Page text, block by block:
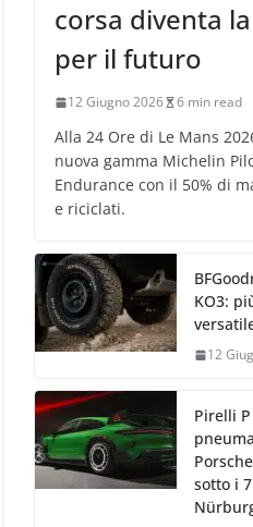
corsa diventa
per il futuro
12 Giugno 2026 6 min read
Alla 24 Ore di Le Mans
nuova gamma Michelin
Endurance con il 50% di
e riciclati.
KO3:
12
Pirelli
sotto i